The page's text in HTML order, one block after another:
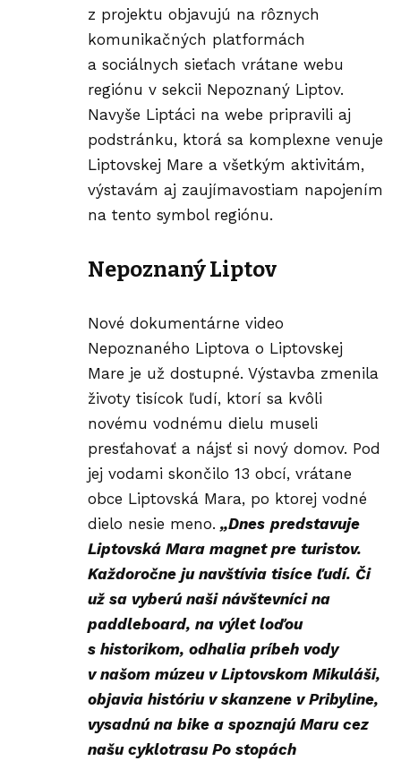
z projektu objavujú na rôznych
komunikačných platformách
a sociálnych sieťach vrátane webu
regiónu v sekcii Nepoznaný Liptov.
Navyše Liptáci na webe pripravili aj
podstránku, ktorá sa komplexne venuje
Liptovskej Mare a všetkým aktivitám,
výstavám aj zaujímavostiam napojením
na tento symbol regiónu.
Nepoznaný Liptov
Nové dokumentárne video
Nepoznaného Liptova o Liptovskej
Mare je už dostupné. Výstavba zmenila
životy tisícok ľudí, ktorí sa kvôli
novému vodnému dielu museli
presťahovať a nájsť si nový domov. Pod
jej vodami skončilo 13 obcí, vrátane
obce Liptovská Mara, po ktorej vodné
dielo nesie meno. „Dnes predstavuje
Liptovská Mara magnet pre turistov.
Každoročne ju navštívia tisíce ľudí. Či
už sa vyberú naši návštevníci na
paddleboard, na výlet loďou
s historikom, odhalia príbeh vody
v našom múzeu v Liptovskom Mikuláši,
objavia históriu v skanzene v Pribyline,
vysadnú na bike a spoznajú Maru cez
našu cyklotrasu Po stopách